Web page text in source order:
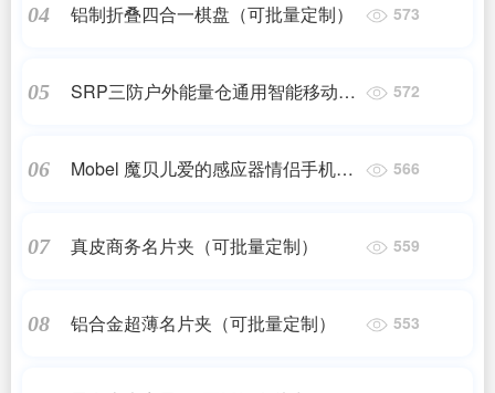
04 铝制折叠四合一棋盘（可批量定制） 573
05
SRP三防户外能量仓通用智能移动电
572
06
Mobel 魔贝儿爱的感应器情侣手机链
566
07 真皮商务名片夹（可批量定制） 559
08 铝合金超薄名片夹（可批量定制） 553